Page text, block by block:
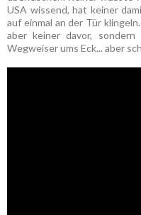
USA wissend, hat keiner
auf einmal an der Tür
aber keiner davor,
Wegweiser ums Eck... aber